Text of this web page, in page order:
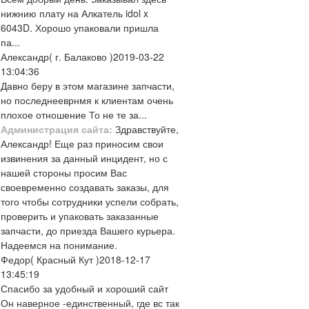
нижнию плату на Алкатель idol x
6043D. Хорошо упаковали пришла
па...
Александр( г. Балаково )2019-03-22
13:04:36
Давно беру в этом магазине запчасти,
но последнееврнмя к клиентам очень
плохое отношение То не те за...
Администрация сайта: Здравствуйте,
Александр! Еще раз приносим свои
извинения за данный инцидент, но с
нашей стороны просим Вас
своевременно создавать заказы, для
того чтобы сотрудники успели собрать,
проверить и упаковать заказанные
запчасти, до приезда Вашего курьера.
Надеемся на понимание.
Федор( Красный Кут )2018-12-17
13:45:19
Спасибо за удобный и хороший сайт
Он наверное -единственный, где вс так